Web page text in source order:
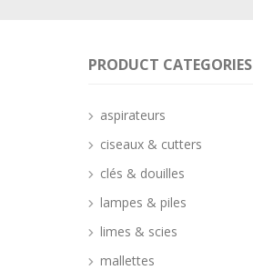
PRODUCT CATEGORIES
aspirateurs
ciseaux & cutters
clés & douilles
lampes & piles
limes & scies
mallettes